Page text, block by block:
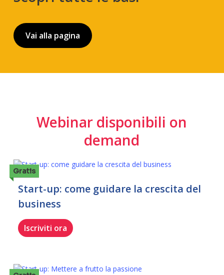
Vai alla pagina
Webinar disponibili on
demand
Gratis
Start-up: come guidare la crescita del
business
Iscriviti ora